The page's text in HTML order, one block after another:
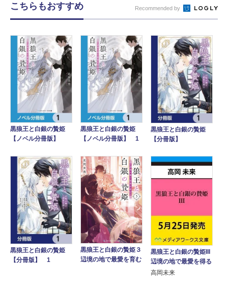
こちらもおすすめ Recommended by
黒狼王と白銀の贄姫
【ノベル分冊版】
黒狼王と白銀の贄姫
【ノベル分冊版】 1
黒狼王と白銀の贄姫
【分冊版】
黒狼王と白銀の贄姫
【分冊版】 1
黒狼王と白銀の贄姫３
辺境の地で最愛を育む
黒狼王と白銀の贄姫III
辺境の地で最愛を得る
高岡未来